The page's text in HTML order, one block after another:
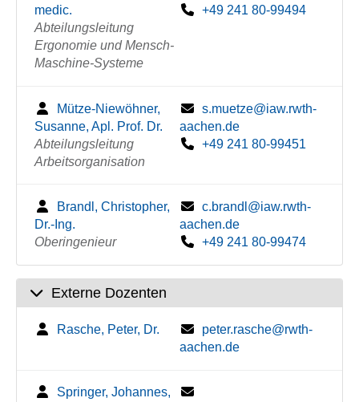
medic.
Abteilungsleitung
Ergonomie und Mensch-
Maschine-Systeme
+49 241 80-99494
Mütze-Niewöhner,
Susanne, Apl. Prof. Dr.
Abteilungsleitung
Arbeitsorganisation
s.muetze@iaw.rwth-
aachen.de
+49 241 80-99451
Brandl, Christopher,
Dr.-Ing.
Oberingenieur
c.brandl@iaw.rwth-
aachen.de
+49 241 80-99474
Externe Dozenten
Rasche, Peter, Dr.
peter.rasche@rwth-
aachen.de
Springer, Johannes,